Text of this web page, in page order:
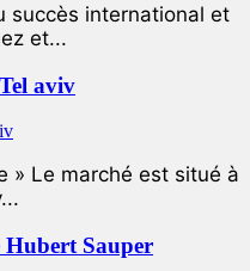
succès international et
et...
aviv
» Le marché est situé à
Sauper